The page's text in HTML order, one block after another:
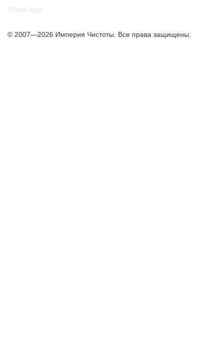
Whats App
© 2007—2026 Империя Чистоты. Все права защищены.